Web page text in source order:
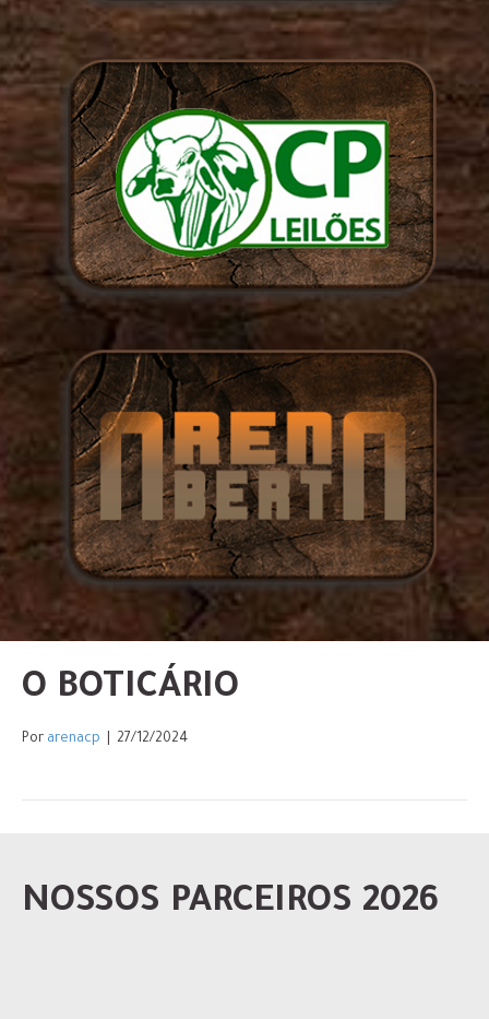
O BOTICÁRIO
Por arenacp 27/12/2024
NOSSOS PARCEIROS 2026